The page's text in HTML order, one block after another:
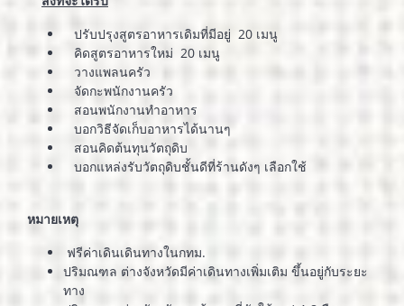
ปรับปรุงสูตรอาหารเดิมที่มีอยู่ 20 เมนู
คิดสูตรอาหารใหม่ 20 เมนู
วางแพลนครัว
จัดกะพนักงานครัว
สอนพนักงานทำอาหาร
บอกวิธีจัดเก็บอาหารได้นานๆ
สอนคิดต้นทุนวัตถุดิบ
บอกแหล่งรับวัตถุดิบชั้นดีที่ร้านดังๆ เลือกใช้
หมายเหตุ
ฟรีค่าเดินเดินทางในกทม.
ปริมณฑล ต่างจังหวัดมีค่าเดินทางเพิ่มเติม ขึ้นอยู่กับระยะ
ทาง